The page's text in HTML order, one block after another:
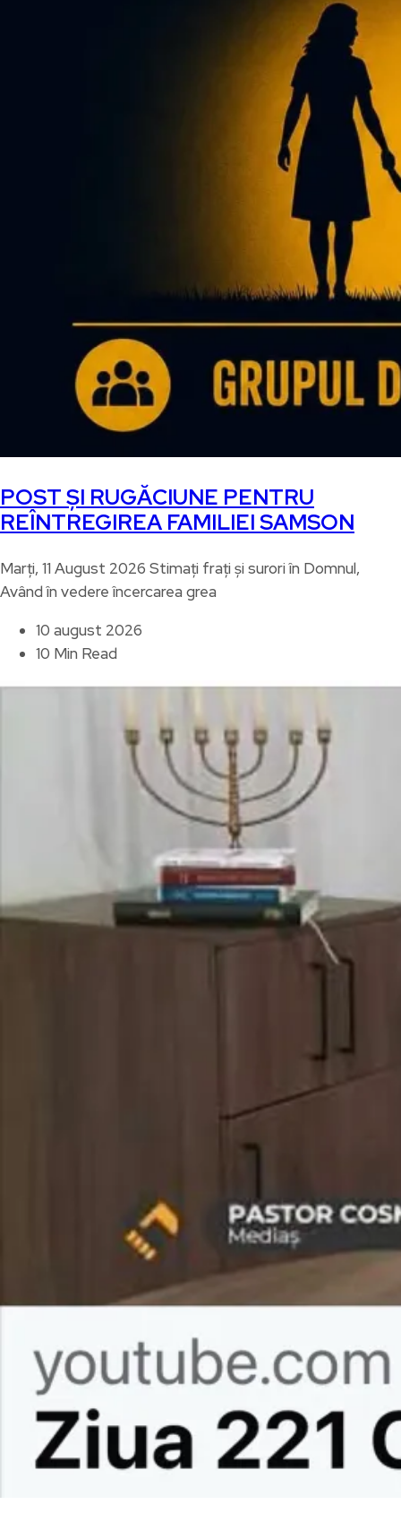
POST ȘI RUGĂCIUNE PENTRU
REÎNTREGIREA FAMILIEI SAMSON
Marți, 11 August 2026 Stimați frați și surori în Domnul,
Având în vedere încercarea grea
10 august 2026
10 Min Read